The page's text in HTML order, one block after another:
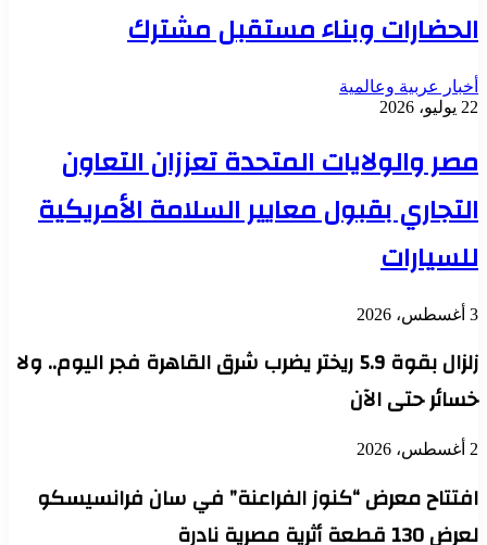
الحضارات وبناء مستقبل مشترك
أخبار عربية وعالمية
22 يوليو، 2026
مصر والولايات المتحدة تعززان التعاون
التجاري بقبول معايير السلامة الأمريكية
للسيارات
3 أغسطس، 2026
زلزال بقوة 5.9 ريختر يضرب شرق القاهرة فجر اليوم.. ولا
خسائر حتى الآن
2 أغسطس، 2026
افتتاح معرض “كنوز الفراعنة” في سان فرانسيسكو
لعرض 130 قطعة أثرية مصرية نادرة